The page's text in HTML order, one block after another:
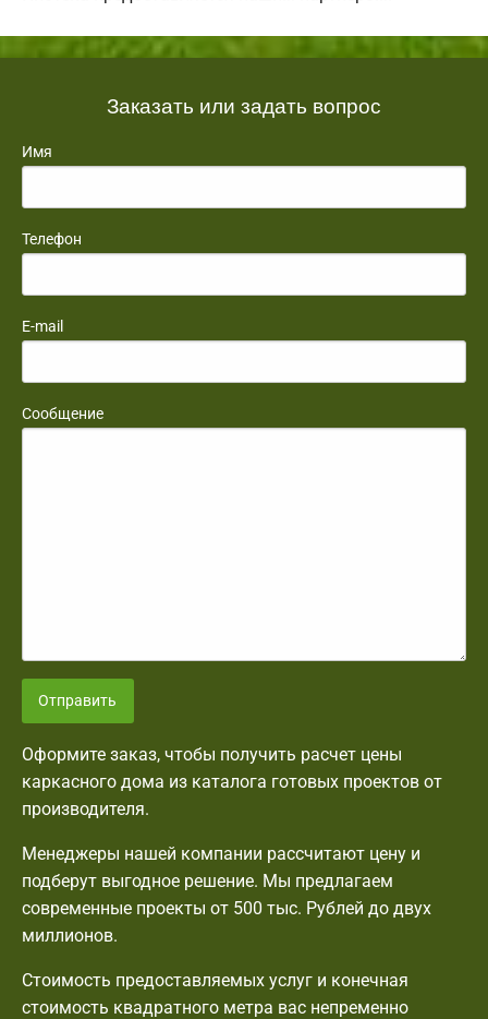
Заказать или задать вопрос
Имя
Телефон
E-mail
Сообщение
Отправить
Оформите заказ, чтобы получить расчет цены
каркасного дома из каталога готовых проектов от
производителя.
Менеджеры нашей компании рассчитают цену и
подберут выгодное решение. Мы предлагаем
современные проекты от 500 тыс. Рублей до двух
миллионов.
Стоимость предоставляемых услуг и конечная
стоимость квадратного метра вас непременно